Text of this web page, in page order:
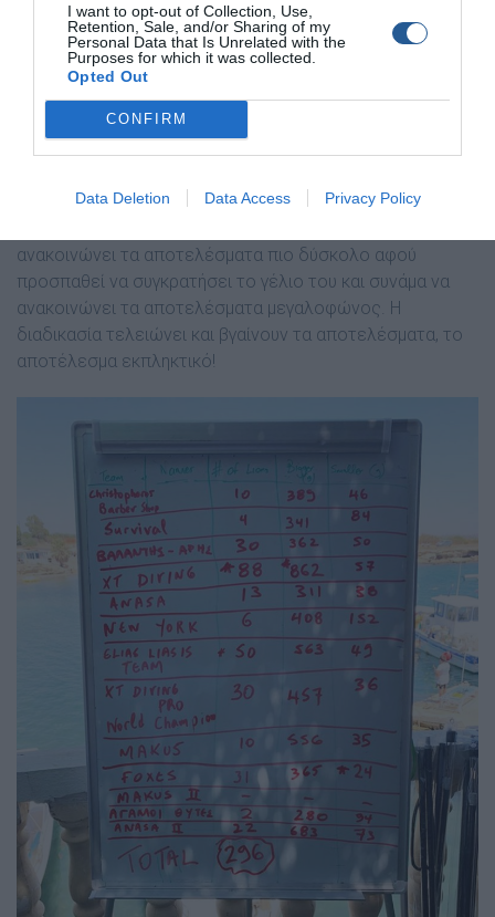
I want to opt-out of Collection, Use,
Retention, Sale, and/or Sharing of my
Personal Data that Is Unrelated with the
Purposes for which it was collected.
Opted Out
CONFIRM
Data Deletion Data Access Privacy Policy
Επιφωνήματα θαυμασμού και συνάμα πειράγματα
ανακοινώνει τα αποτελέσματα πιο δύσκολο αφού
προσπαθεί να συγκρατήσει το γέλιο του και συνάμα να
ανακοινώνει τα αποτελέσματα μεγαλοφώνος. Η
διαδικασία τελειώνει και βγαίνουν τα αποτελέσματα, το
αποτέλεσμα εκπληκτικό!